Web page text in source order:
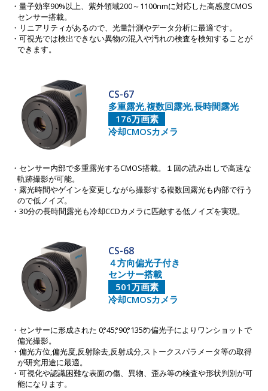
量子効率90%以上、紫外領域200～1100nmに対応した高感度CMOS
センサー搭載。
リニアリティがあるので、光量計測やデータ分析に最適です。
可視光では検出できない異物の混入や汚れの検査を検知することが
できます。
CS-67
多重露光,複数回露光,長時間露光
176万画素
冷却CMOSカメラ
センサー内部で多重露光するCMOS搭載。１回の読み出しで高速な
軌跡撮影が可能。
露光時間やゲインを変更しながら撮影する複数回露光も内部で行う
ので低ノイズ。
30分の長時間露光も冷却CCDカメラに匹敵する低ノイズを実現。
CS-68
４方向偏光子付き
センサー搭載
501万画素
冷却CMOSカメラ
センサーに形成された 0, 45, 90, 135の偏光子によりワンショットで
偏光撮影。
偏光方位,偏光度,反射除去,反射成分,ストークスパラメータ等の取得
が研究用途に最適。
可視化や認識困難な表面の傷、異物、歪み等の検査や形状判別が可
能になります。